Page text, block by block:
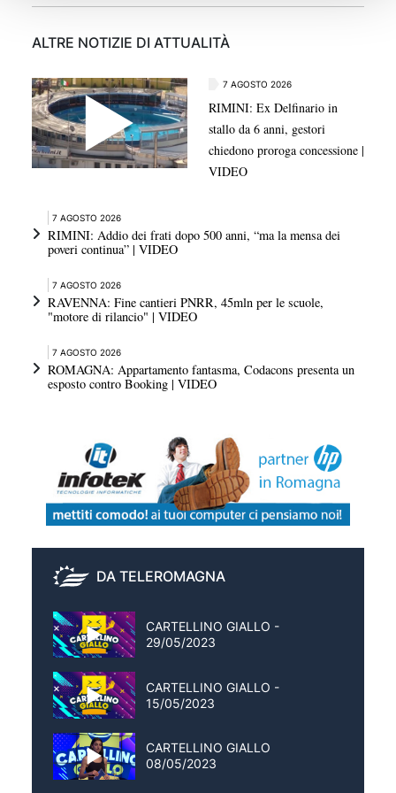
ALTRE NOTIZIE DI ATTUALITÀ
7 AGOSTO 2026
RIMINI: Ex Delfinario in
stallo da 6 anni, gestori
chiedono proroga concessione |
VIDEO
7 AGOSTO 2026
RIMINI: Addio dei frati dopo 500 anni, “ma la mensa dei
poveri continua” | VIDEO
7 AGOSTO 2026
RAVENNA: Fine cantieri PNRR, 45mln per le scuole,
"motore di rilancio" | VIDEO
7 AGOSTO 2026
ROMAGNA: Appartamento fantasma, Codacons presenta un
esposto contro Booking | VIDEO
DA TELEROMAGNA
CARTELLINO GIALLO -
29/05/2023
CARTELLINO GIALLO -
15/05/2023
CARTELLINO GIALLO
08/05/2023